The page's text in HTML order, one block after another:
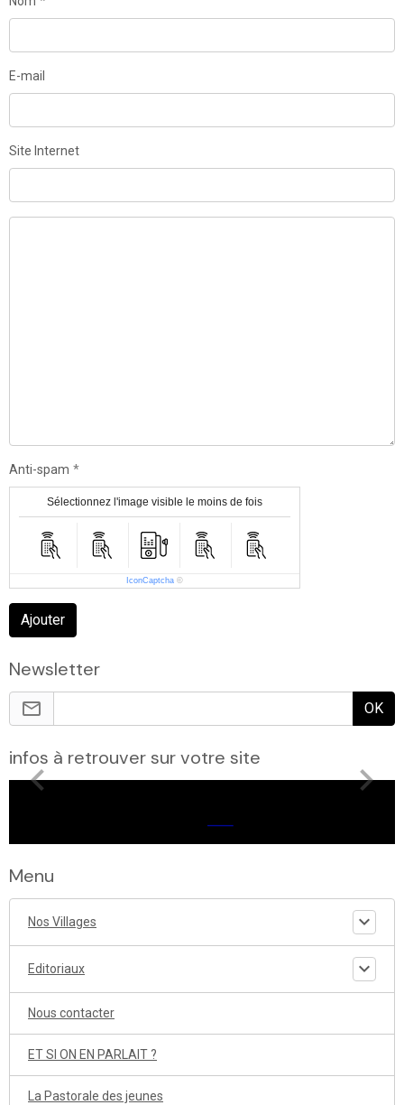
E-mail
Site Internet
Anti-spam
Sélectionnez l'image visible le moins de fois
IconCaptcha ©
Ajouter
Newsletter
OK
infos à retrouver sur votre site
Menu
Nos Villages
Editoriaux
Nous contacter
ET SI ON EN PARLAIT ?
La Pastorale des jeunes